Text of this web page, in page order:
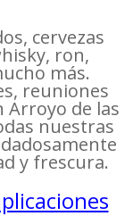
cervezas
ron,
más.
reuniones
Arroyo de las
nuestras
y frescura.